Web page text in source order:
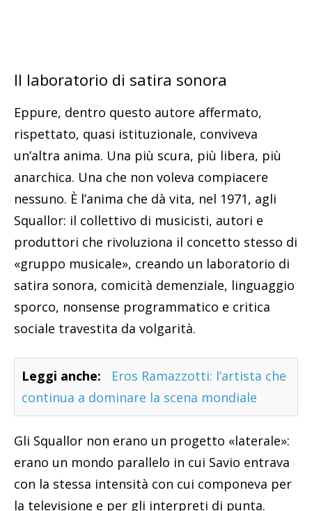
Il laboratorio di satira sonora
Eppure, dentro questo autore affermato,
rispettato, quasi istituzionale, conviveva
un’altra anima. Una più scura, più libera, più
anarchica. Una che non voleva compiacere
nessuno. È l’anima che dà vita, nel 1971, agli
Squallor: il collettivo di musicisti, autori e
produttori che rivoluziona il concetto stesso di
«gruppo musicale», creando un laboratorio di
satira sonora, comicità demenziale, linguaggio
sporco, nonsense programmatico e critica
sociale travestita da volgarità.
Leggi anche:
Eros Ramazzotti: l’artista che
continua a dominare la scena mondiale
Gli Squallor non erano un progetto «laterale»:
erano un mondo parallelo in cui Savio entrava
con la stessa intensità con cui componeva per
la televisione e per gli interpreti di punta.